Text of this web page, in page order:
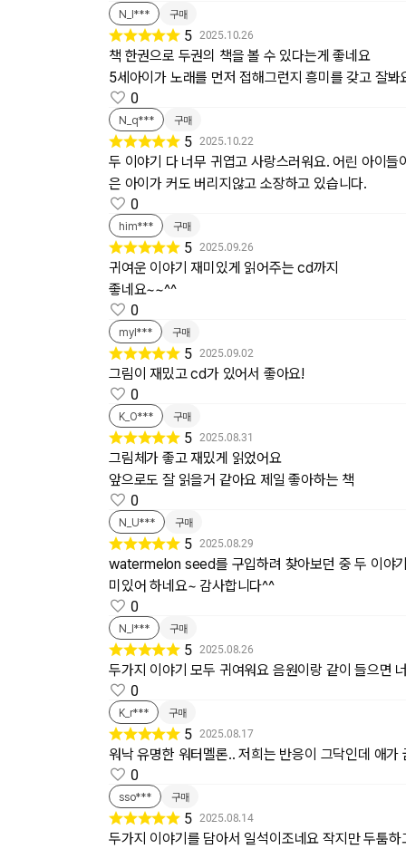
N_I*** 구매
5 2025.10.26
책 한권으로 두권의 책을 볼 수 있다는게 좋네요
5세아이가 노래를 먼저 접해그런지 흥미를 갖고 잘봐
0
N_q*** 구매
5 2025.10.22
두 이야기 다 너무 귀엽고 사랑스러워요. 어린 아이
은 아이가 커도 버리지않고 소장하고 있습니다.
0
him*** 구매
5 2025.09.26
귀여운 이야기 재미있게 읽어주는 cd까지
좋네요~~^^
0
myl*** 구매
5 2025.09.02
그림이 재밌고 cd가 있어서 좋아요!
0
K_O*** 구매
5 2025.08.31
그림체가 좋고 재밌게 읽었어요
앞으로도 잘 읽을거 같아요 제일 좋아하는 책
0
N_U*** 구매
5 2025.08.29
watermelon seed를 구입하려 찾아보던 중 두 이야
미있어 하네요~ 감사합니다^^
0
N_I*** 구매
5 2025.08.26
두가지 이야기 모두 귀여워요 음원이랑 같이 들으면
0
K_r*** 구매
5 2025.08.17
워낙 유명한 워터멜론.. 저희는 반응이 그닥인데 애
0
sso*** 구매
5 2025.08.14
두가지 이야기를 담아서 일석이조네요 작지만 두툼하